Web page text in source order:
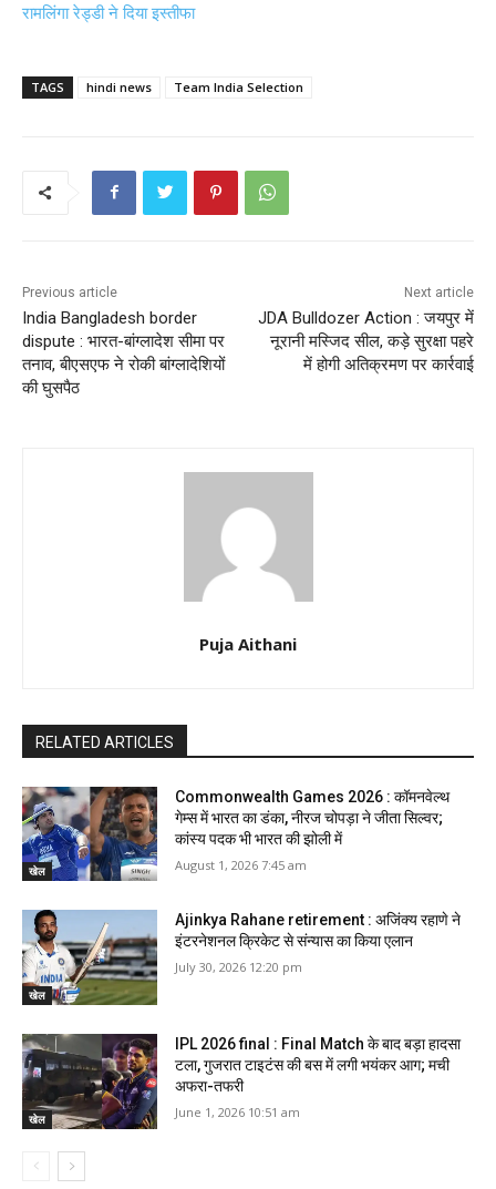
रामलिंगा रेड्डी ने दिया इस्तीफा
TAGS hindi news Team India Selection
Previous article
India Bangladesh border
dispute : भारत-बांग्लादेश सीमा पर
तनाव, बीएसएफ ने रोकी बांग्लादेशियों
की घुसपैठ
Next article
JDA Bulldozer Action : जयपुर में
नूरानी मस्जिद सील, कड़े सुरक्षा पहरे
में होगी अतिक्रमण पर कार्रवाई
Puja Aithani
RELATED ARTICLES
खेल
Commonwealth Games 2026 : कॉमनवेल्थ
गेम्स में भारत का डंका, नीरज चोपड़ा ने जीता सिल्वर;
कांस्य पदक भी भारत की झोली में
August 1, 2026 7:45 am
खेल
Ajinkya Rahane retirement : अजिंक्य रहाणे ने
इंटरनेशनल क्रिकेट से संन्यास का किया एलान
July 30, 2026 12:20 pm
खेल
IPL 2026 final : Final Match के बाद बड़ा हादसा
टला, गुजरात टाइटंस की बस में लगी भयंकर आग; मची
अफरा-तफरी
June 1, 2026 10:51 am